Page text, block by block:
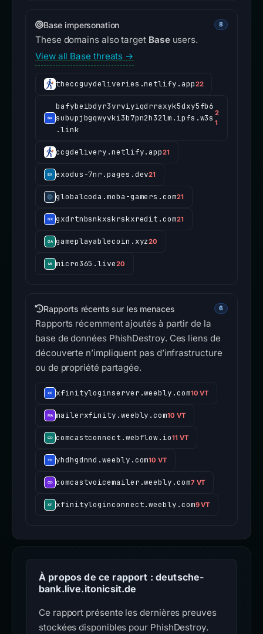
Base impersonation 8
These domains also target Baseusers.
View all Base threats →
theccguydeliveries.netlify.app22
bafybeibdyr3vrviyiqdrraxyk5dxy5fb6
subupjbgqwyvki3b7pn2h32lm.ipfs.w3s
.link
2
1
ccgdelivery.netlify.app21
exodus-7nr.pages.dev21
globalcoda.moba-gamers.com21
gxdrtnbsnkxskrskxredit.com21
gameplayablecoin.xyz20
micro365.live20
Rapports récents sur les menaces 6
Rapports récemment ajoutés à partir de la
base de données PhishDestroy. Ces liens de
découverte n’impliquent pas d’infrastructure
ou de propriété partagée.
xfinityloginserver.weebly.com10 VT
mailerxfinity.weebly.com10 VT
comcastconnect.webflow.io11 VT
yhdhgdnnd.weebly.com10 VT
comcastvoicemailer.weebly.com7 VT
xfinityloginconnect.weebly.com9 VT
À propos de ce rapport : deutsche-
bank.live.itonicsit.de
Ce rapport présente les dernières preuves
stockées disponibles pour PhishDestroy.